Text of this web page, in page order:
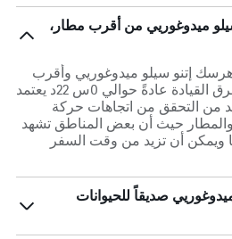
ميدوغوريي من أقرب مطار،
كم بين هرسك إتنو سيلو ميدوغوريي وأقرب
مطار، مطار موستار، تستغرق القيادة عادةً حوالي 0س 22د يعتمد
من التحقق من اتجاهات حركة
حيث أن بعض المناطق تشهد
أن تزيد من وقت السفر
صديقاً للحيوانات